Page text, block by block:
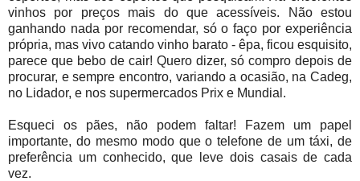
vinhos por preços mais do que acessíveis. Não estou
ganhando nada por recomendar, só o faço por experiência
própria, mas vivo catando vinho barato - êpa, ficou esquisito,
parece que bebo de cair! Quero dizer, só compro depois de
procurar, e sempre encontro, variando a ocasião, na Cadeg,
no Lidador, e nos supermercados Prix e Mundial.
Esqueci os pães, não podem faltar! Fazem um papel
importante, do mesmo modo que o telefone de um táxi, de
preferência um conhecido, que leve dois casais de cada
vez.